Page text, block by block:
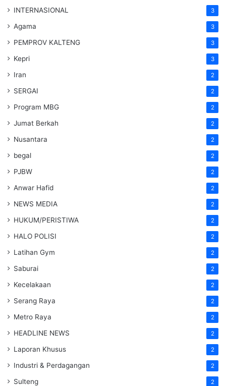
INTERNASIONAL 3
Agama 3
PEMPROV KALTENG 3
Kepri 3
Iran 2
SERGAI 2
Program MBG 2
Jumat Berkah 2
Nusantara 2
begal 2
PJBW 2
Anwar Hafid 2
NEWS MEDIA 2
HUKUM/PERISTIWA 2
HALO POLISI 2
Latihan Gym 2
Saburai 2
Kecelakaan 2
Serang Raya 2
Metro Raya 2
HEADLINE NEWS 2
Laporan Khusus 2
Industri & Perdagangan 2
Sulteng 2